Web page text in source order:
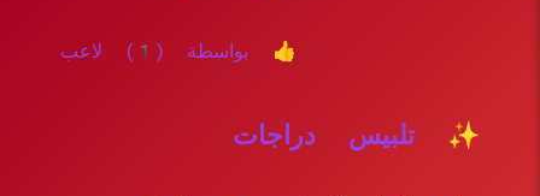
👍 بواسطة (1) لاعب
✨ تلبيس دراجات